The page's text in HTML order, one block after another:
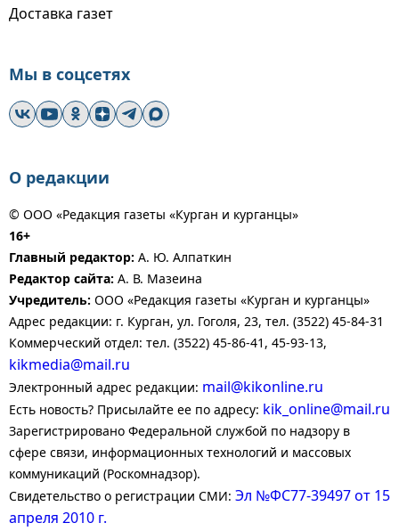
Доставка газет
Мы в соцсетях
О редакции
© ООО «Редакция газеты «Курган и курганцы»
16+
Главный редактор: А. Ю. Алпаткин
Редактор сайта: А. В. Мазеина
Учредитель: ООО «Редакция газеты «Курган и курганцы»
Адрес редакции: г. Курган, ул. Гоголя, 23, тел. (3522) 45-84-31
Коммерческий отдел: тел. (3522) 45-86-41, 45-93-13,
kikmedia@mail.ru
Электронный адрес редакции: mail@kikonline.ru
Есть новость? Присылайте ее по адресу: kik_online@mail.ru
Зарегистрировано Федеральной службой по надзору в
сфере связи, информационных технологий и массовых
коммуникаций (Роскомнадзор).
Свидетельство о регистрации СМИ: Эл №ФС77-39497 от 15
апреля 2010 г.